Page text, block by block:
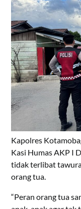
Kapolres
Kasi Humas AKP I
tidak terlibat
orang tua.
“Peran orang tua